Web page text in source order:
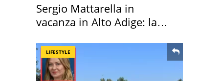
Sergio Mattarella in
vacanza in Alto Adige: la
LIFESTYLE